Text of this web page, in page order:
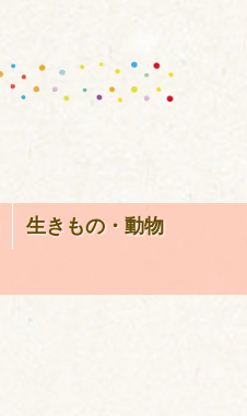
生きもの・動物